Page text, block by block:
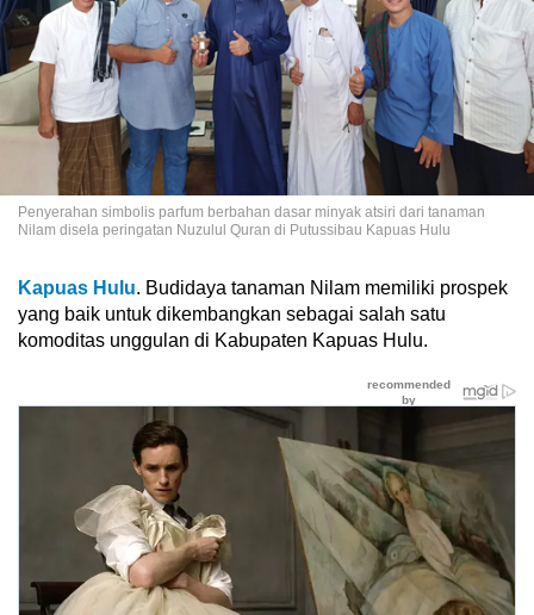
Penyerahan simbolis parfum berbahan dasar minyak atsiri dari tanaman
Nilam disela peringatan Nuzulul Quran di Putussibau Kapuas Hulu
Kapuas Hulu. Budidaya tanaman Nilam memiliki prospek
yang baik untuk dikembangkan sebagai salah satu
komoditas unggulan di Kabupaten Kapuas Hulu.